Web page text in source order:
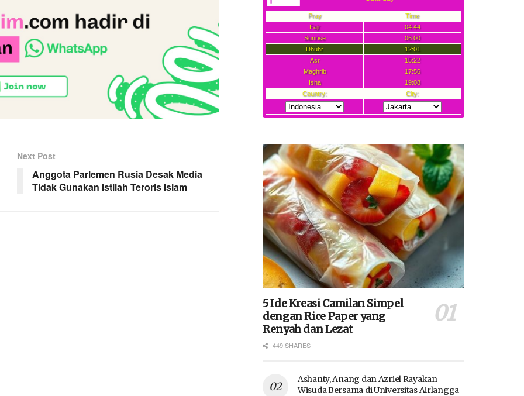
Next Post
Anggota Parlemen Rusia Desak Media
Tidak Gunakan Istilah Teroris Islam
5 Ide Kreasi Camilan Simpel
dengan Rice Paper yang
Renyah dan Lezat
449 SHARES
Ashanty, Anang dan Azriel Rayakan
Wisuda Bersama di Universitas Airlangga